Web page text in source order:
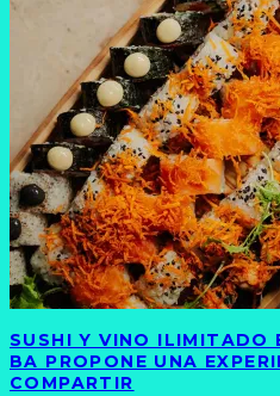
SUSHI Y VINO ILIMITADO
BA PROPONE UNA
COMPARTIR